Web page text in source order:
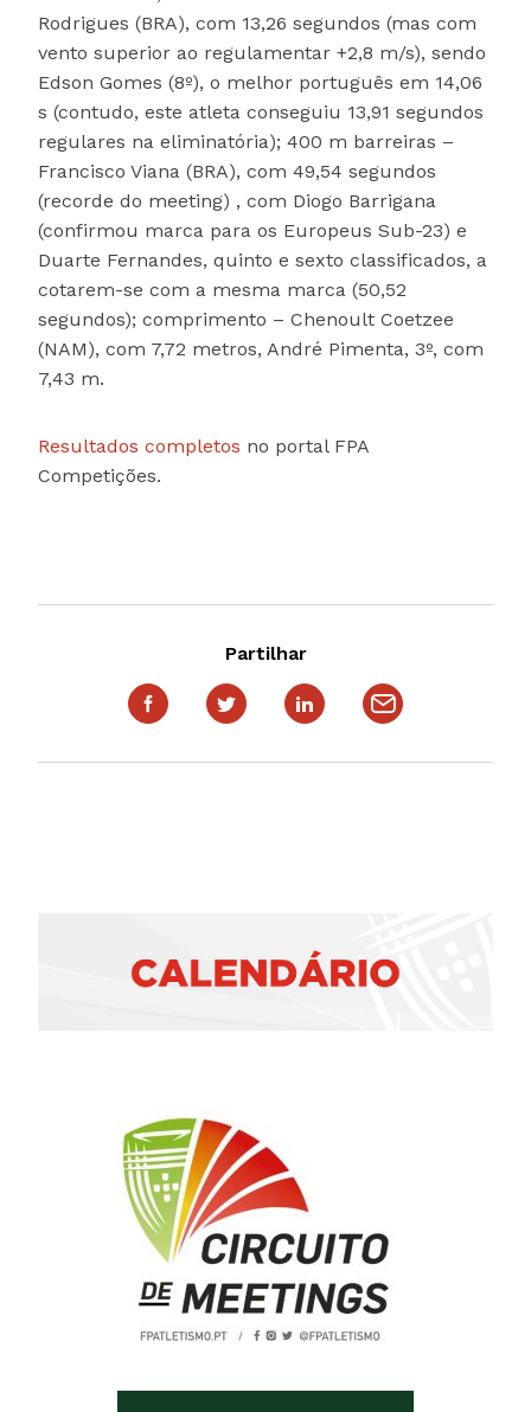
Rodrigues (BRA), com 13,26 segundos (mas com
vento superior ao regulamentar +2,8 m/s), sendo
Edson Gomes (8º), o melhor português em 14,06
s (contudo, este atleta conseguiu 13,91 segundos
regulares na eliminatória); 400 m barreiras –
Francisco Viana (BRA), com 49,54 segundos
(recorde do meeting) , com Diogo Barrigana
(confirmou marca para os Europeus Sub-23) e
Duarte Fernandes, quinto e sexto classificados, a
cotarem-se com a mesma marca (50,52
segundos); comprimento – Chenoult Coetzee
(NAM), com 7,72 metros, André Pimenta, 3º, com
7,43 m.
Resultados completos no portal FPA
Competições.
Partilhar